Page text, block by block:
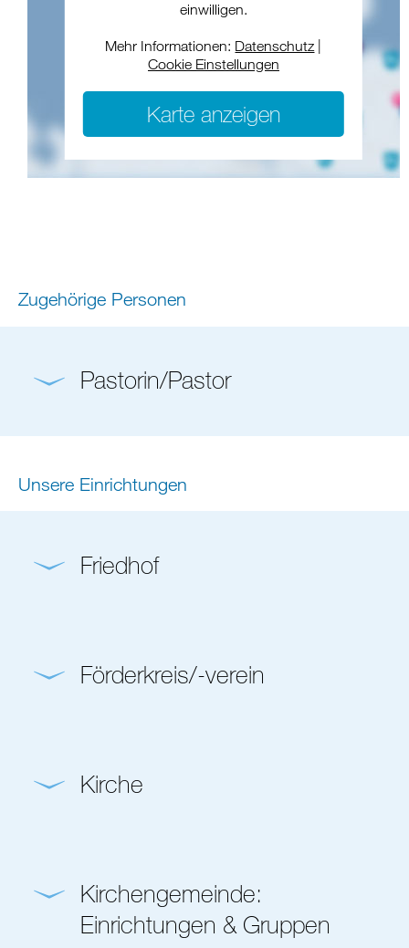
einwilligen.
Mehr Informationen: Datenschutz
Cookie Einstellungen
Karte anzeigen
Zugehörige Personen
Pastorin/Pastor
Unsere Einrichtungen
Friedhof
Förderkreis/-verein
Kirche
Kirchengemeinde:
Einrichtungen & Gruppen